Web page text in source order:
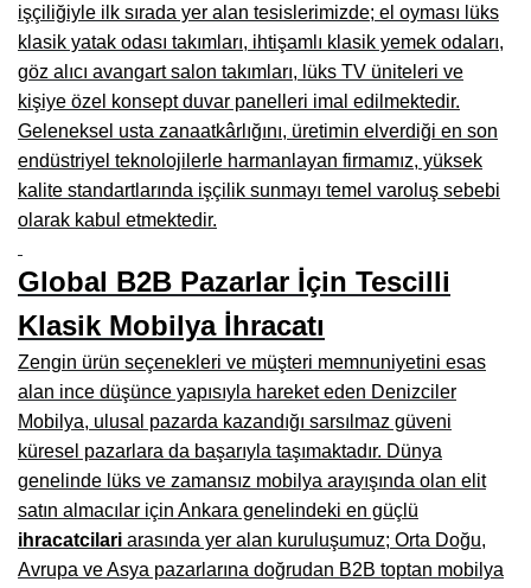
Sakarya Mobilyacılar, Mobilya Mağazaları, İmalatçıları
Manisa Mobilyacılar, Mobilya Fabrikaları, Mağazaları
Osmaniye Mobilyacılar, Mobilya Mağazaları, İmalatçıları
Düzce Mobilyacılar, Mobilya Mağazaları, Fabrikaları
Samsun Mobilyacıları, Mobilya Fabrikaları, Mağazaları
Kahramanmaraş Mobilya İmalatçıları, Mağazaları, Fabrikaları
Mardin Mobilyacılar, Mağazaları, İmalatçıları
Diyarbakır Mobilyacılar, Mobilya Firmaları, İmalatçıları
Şanlıurfa Mobilyacılar, Mobilya Mağazaları, Firmaları
Trabzon Mobilyacılar, Mobilya İmalatçıları, Mağazaları
Erzurum Mobilyacılar, Mobilya İmalatçıları, Mağazaları
Afyon Mobilyacılar, Mobilya Mağazaları, İmalatçıları
işçiliğiyle ilk sırada yer alan tesislerimizde; el oyması lüks
klasik yatak odası takımları, ihtişamlı klasik yemek odaları,
göz alıcı avangart salon takımları, lüks TV üniteleri ve
kişiye özel konsept duvar panelleri imal edilmektedir.
Geleneksel usta zanaatkârlığını, üretimin elverdiği en son
endüstriyel teknolojilerle harmanlayan firmamız, yüksek
kalite standartlarında işçilik sunmayı temel varoluş sebebi
olarak kabul etmektedir.
Global B2B Pazarlar İçin Tescilli
Klasik Mobilya İhracatı
Zengin ürün seçenekleri ve müşteri memnuniyetini esas
alan ince düşünce yapısıyla hareket eden Denizciler
Mobilya, ulusal pazarda kazandığı sarsılmaz güveni
küresel pazarlara da başarıyla taşımaktadır. Dünya
genelinde lüks ve zamansız mobilya arayışında olan elit
satın almacılar için Ankara genelindeki en güçlü
ihracatcilari arasında yer alan kuruluşumuz; Orta Doğu,
Avrupa ve Asya pazarlarına doğrudan B2B toptan mobilya